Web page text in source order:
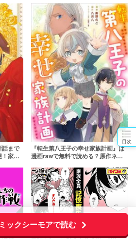
目次
ックシーモアで読む
話まで
家族
『転生第八王子の幸せ家族計画』は
漫画rawで無料で読める？原作ネタ
最新話
感想！
漫画『一ノ瀬家の大罪』最新話まで
全話ネタバレあらすじ考察！明かさ